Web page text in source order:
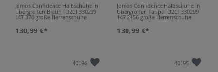
Jomos Confidence Halbschuhe in
Übergrößen Braun [D2C] 330299
147 370 große Herrenschuhe
130,99 €*
Jomos Confidence Halbschuhe in
Übergrößen Taupe [D2C] 330299
147 2156 große Herrenschuhe
130,99 €*
40196 40195